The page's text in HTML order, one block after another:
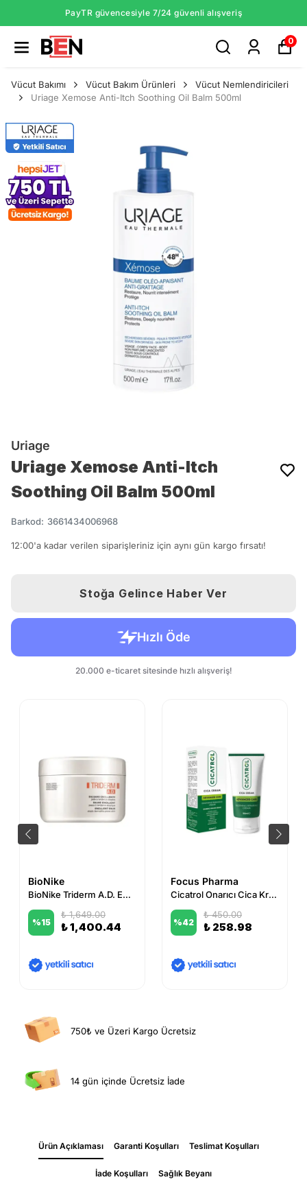
PayTR güvencesiyle 7/24 güvenli alışveriş
0
Vücut Bakımı Vücut Bakım Ürünleri
Vücut Nemlendiricileri
Uriage Xemose Anti-Itch Soothing Oil Balm 500ml
Uriage
Uriage Xemose Anti-Itch
Soothing Oil Balm 500ml
Barkod: 3661434006968
12:00'a kadar verilen siparişleriniz için aynı gün kargo fırsatı!
Stoğa Gelince Haber Ver
BioNike
BioNike Triderm A.D. Emollient Balm 450 ml
%15
₺ 1,649.00
₺ 1,400.44
Focus Pharma
Cicatrol Onarıcı Cica Krem 50 ml
%42
₺ 450.00
₺ 258.98
750₺ ve Üzeri Kargo Ücretsiz
14 gün içinde Ücretsiz İade
Ürün Açıklaması Garanti Koşulları Teslimat Koşulları
İade Koşulları Sağlık Beyanı